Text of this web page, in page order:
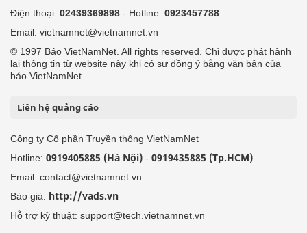
Điện thoại: 02439369898 - Hotline: 0923457788
Email: vietnamnet@vietnamnet.vn
© 1997 Báo VietNamNet. All rights reserved. Chỉ được phát hành
lại thông tin từ website này khi có sự đồng ý bằng văn bản của
báo VietNamNet.
Liên hệ quảng cáo
Công ty Cổ phần Truyền thông VietNamNet
Hotline: 0919405885 (Hà Nội) - 0919435885 (Tp.HCM)
Email: contact@vietnamnet.vn
Báo giá: http://vads.vn
Hỗ trợ kỹ thuật: support@tech.vietnamnet.vn